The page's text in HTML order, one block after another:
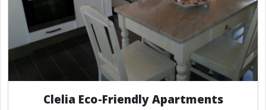
Clelia Eco-Friendly Apartments